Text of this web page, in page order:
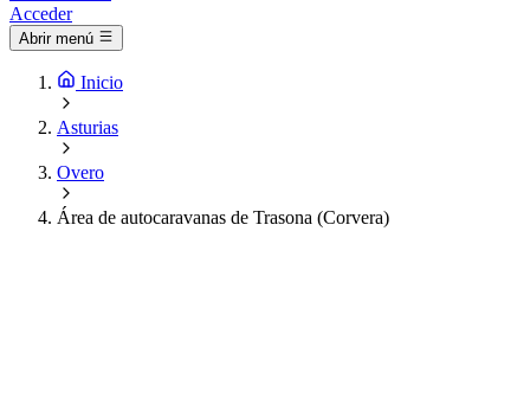
Acceder
Abrir menú
Inicio
Asturias
Overo
Área de autocaravanas de Trasona (Corvera)